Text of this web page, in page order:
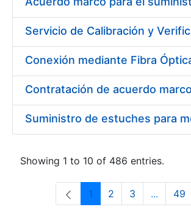
Showing 1 to 10 of 486 entries.
Page
1 Page
2 Page
3 ... 49